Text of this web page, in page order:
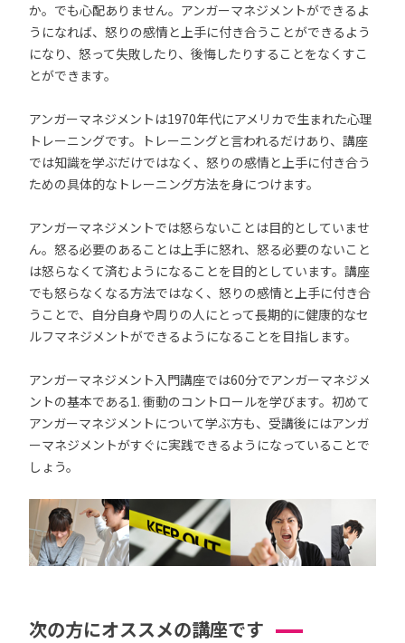
か。でも心配ありません。アンガーマネジメントができるよ
うになれば、怒りの感情と上手に付き合うことができるよう
になり、怒って失敗したり、後悔したりすることをなくすこ
とができます。
アンガーマネジメントは1970年代にアメリカで生まれた心理
トレーニングです。トレーニングと言われるだけあり、講座
では知識を学ぶだけではなく、怒りの感情と上手に付き合う
ための具体的なトレーニング方法を身につけます。
アンガーマネジメントでは怒らないことは目的としていませ
ん。怒る必要のあることは上手に怒れ、怒る必要のないこと
は怒らなくて済むようになることを目的としています。講座
でも怒らなくなる方法ではなく、怒りの感情と上手に付き合
うことで、自分自身や周りの人にとって長期的に健康的なセ
ルフマネジメントができるようになることを目指します。
アンガーマネジメント入門講座では60分でアンガーマネジメ
ントの基本である1. 衝動のコントロールを学びます。初めて
アンガーマネジメントについて学ぶ方も、受講後にはアンガ
ーマネジメントがすぐに実践できるようになっていることで
しょう。
次の方にオススメの講座です